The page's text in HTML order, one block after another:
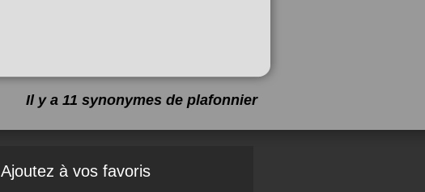
Il y a 11 synonymes de plafonnier
Ajoutez à vos favoris